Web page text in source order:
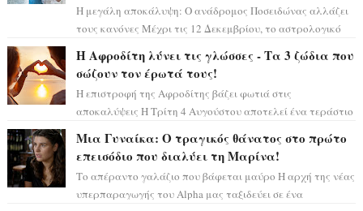
Η μεγάλη αποκάλυψη: Ο ανάδρομος Ποσειδώνας αλλάζει
τους κανόνες Μέχρι τις 12 Δεκεμβρίου, το αστρολογικό
Η Αφροδίτη λύνει τις γλώσσες - Τα 3 ζώδια που
σώζουν τον έρωτά τους!
Η επιστροφή της Αφροδίτης βάζει φωτιά στις
αποκαλύψεις Η Τρίτη 4 Αυγούστου αποτελεί ένα τεράστιο
Μια Γυναίκα: Ο τραγικός θάνατος στο πρώτο
επεισόδιο που διαλύει τη Μαρίνα!
Το απέραντο γαλάζιο που βάφεται μαύρο Η αρχή της νέας
υπερπαραγωγής του Alpha μας ταξιδεύει σε ένα